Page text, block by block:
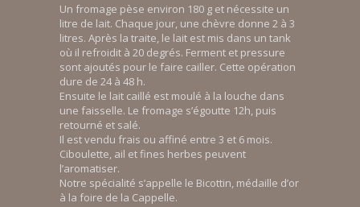
Un fromage pèse environ 180 g et nécessite un
litre de lait. Chaque jour, une chèvre donne 2 à 3
litres. Après la traite, le lait est mis dans un tank
où il refroidit à 20 degrés. Ferment et pressure
sont ajoutés pour le faire cailler. Cette opération
dure de 24 à 48 h.
Ensuite le lait caillé est moulé à la louche dans
une faisselle. Le fromage s’égoutte 12h, puis
retourné et salé.
Il est vendu frais ou affiné entre 3 et 6 mois.
Ciboulette, ail et fines herbes peuvent
l’aromatiser.
Notre spécialité s’appelle le Bicottin, médaille d’or
à la foire de la Cappelle.